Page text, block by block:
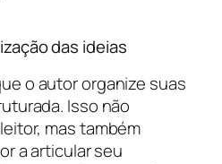
das ideias
o autor organize suas
Isso não
mas também
a articular seu